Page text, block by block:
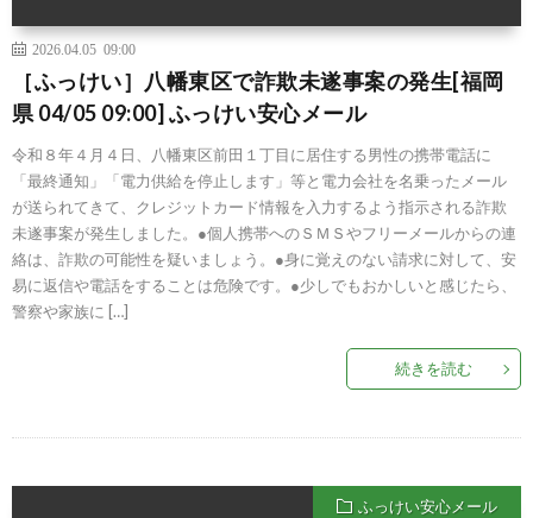
2026.04.05 09:00
［ふっけい］八幡東区で詐欺未遂事案の発生[福岡
県 04/05 09:00] ふっけい安心メール
令和８年４月４日、八幡東区前田１丁目に居住する男性の携帯電話に
「最終通知」「電力供給を停止します」等と電力会社を名乗ったメール
が送られてきて、クレジットカード情報を入力するよう指示される詐欺
未遂事案が発生しました。●個人携帯へのＳＭＳやフリーメールからの連
絡は、詐欺の可能性を疑いましょう。●身に覚えのない請求に対して、安
易に返信や電話をすることは危険です。●少しでもおかしいと感じたら、
警察や家族に […]
続きを読む
ふっけい安心メール